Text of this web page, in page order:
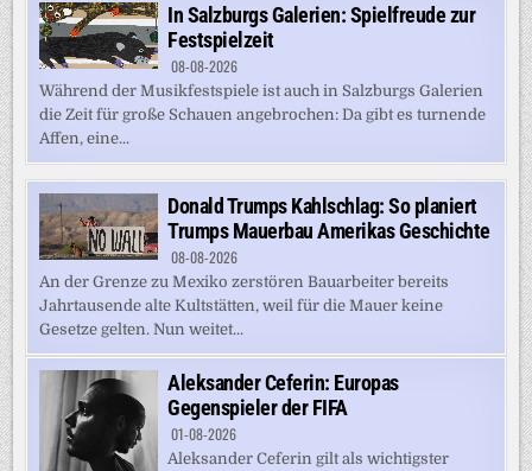
In Salzburgs Galerien: Spielfreude zur
Festspielzeit
08-08-2026
Während der Musikfestspiele ist auch in Salzburgs Galerien
die Zeit für große Schauen angebrochen: Da gibt es turnende
Affen, eine...
Donald Trumps Kahlschlag: So planiert
Trumps Mauerbau Amerikas Geschichte
08-08-2026
An der Grenze zu Mexiko zerstören Bauarbeiter bereits
Jahrtausende alte Kultstätten, weil für die Mauer keine
Gesetze gelten. Nun weitet...
Aleksander Ceferin: Europas
Gegenspieler der FIFA
01-08-2026
Aleksander Ceferin gilt als wichtigster